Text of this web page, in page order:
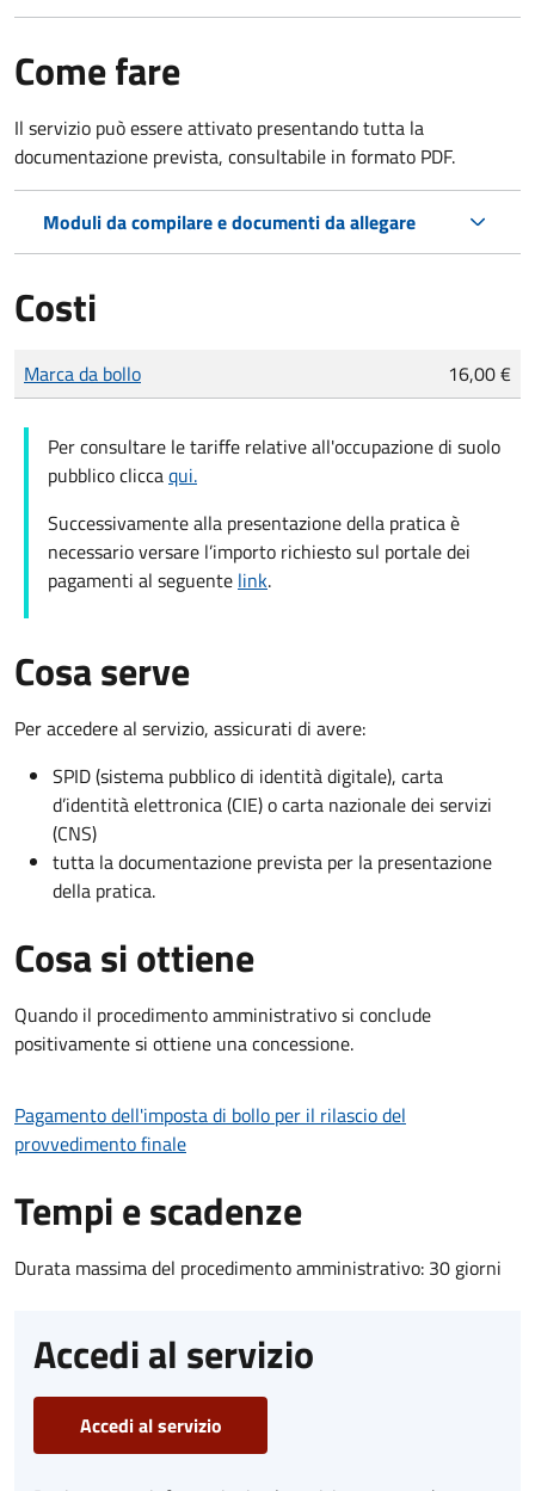
Come fare
Il servizio può essere attivato presentando tutta la
documentazione prevista, consultabile in formato PDF.
Moduli da compilare e documenti da allegare
Costi
Tipo di pagamento
Importo
Marca da bollo 16,00 €
Per consultare le tariffe relative all'occupazione di suolo
pubblico cliccaqui.
Successivamente alla presentazione della pratica è
necessario versare l’importo richiesto sul portale dei
pagamenti al seguente link.
Cosa serve
Per accedere al servizio, assicurati di avere:
SPID (sistema pubblico di identità digitale), carta
d’identità elettronica (CIE) o carta nazionale dei servizi
(CNS)
tutta la documentazione prevista per la presentazione
della pratica.
Cosa si ottiene
Quando il procedimento amministrativo si conclude
positivamente si ottiene una concessione.
Pagamento dell'imposta di bollo per il rilascio del
provvedimento finale
Tempi e scadenze
Durata massima del procedimento amministrativo: 30 giorni
Accedi al servizio
Accedi al servizio